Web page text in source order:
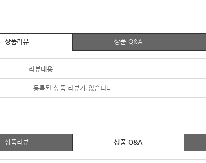
상품리뷰 상품 Q&A
리뷰내용
등록된 상품 리뷰가 없습니다
상품리뷰 상품 Q&A